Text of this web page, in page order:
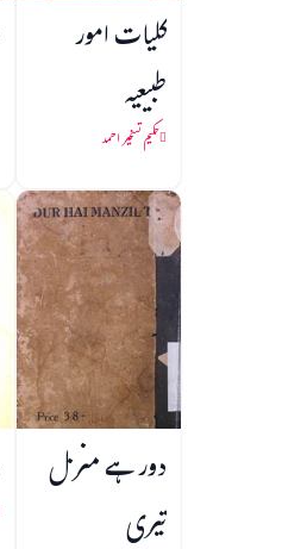
کلیات امور
طبیعیہ
حکیم تسخیر احمد
دور ہے منزل
تیری